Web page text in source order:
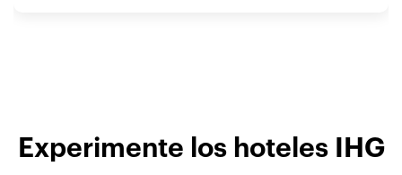
Experimente los hoteles IHG